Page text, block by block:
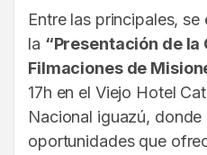
Entre las principales, se
la “Presentación de la
Filmaciones de
17h en el Viejo Hotel
Nacional iguazú, donde
oportunidades que